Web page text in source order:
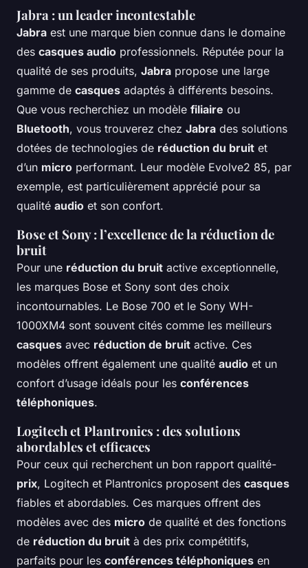
Jabra : un leader incontestable
Jabra est une marque bien connue dans le domaine
des casques audio professionnels. Réputée pour la
qualité de ses produits, Jabra propose une large
gamme de casques adaptés à différents besoins.
Que vous recherchiez un modèle filiaire ou
Bluetooth, vous trouverez chez Jabra des solutions
dotées de technologies de réduction du bruit et
d’un micro performant. Leur modèle Evolve2 85, par
exemple, est particulièrement apprécié pour sa
qualité audio et son confort.
Bose et Sony : l’excellence de la réduction de
bruit
Pour une réduction du bruit active exceptionnelle,
les marques Bose et Sony sont des choix
incontournables. Le Bose 700 et le Sony WH-
1000XM4 sont souvent cités comme les meilleurs
casques avec réduction de bruit active. Ces
modèles offrent également une qualité audio et un
confort d’usage idéals pour les conférences
téléphoniques.
Logitech et Plantronics : des solutions
abordables et efficaces
Pour ceux qui recherchent un bon rapport qualité-
prix, Logitech et Plantronics proposent des casques
fiables et abordables. Ces marques offrent des
modèles avec des micro de qualité et des fonctions
de réduction du bruit à des prix compétitifs,
parfaits pour les conférences téléphoniques en